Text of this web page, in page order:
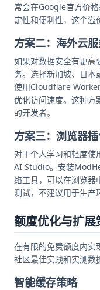
常会在Google官方价
定性和便利性，这个溢
方案二：海外云
如果对数据安全有更高
务。选择新加坡、日本
使用Cloudflare
优化访问速度。这种方
的开发者。
方案三：浏览器
对于个人学习和轻度
AI Studio。安装
络工具，可以在浏览
测试，不建议用于生产
额度优化与扩展
在有限的免费额度内实
社区最佳实践和实测数
智能缓存策略